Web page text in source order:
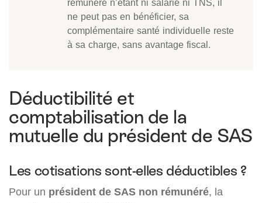
rémunéré n’étant ni salarié ni TNS, il
ne peut pas en bénéficier, sa
complémentaire santé individuelle reste
à sa charge, sans avantage fiscal.
Déductibilité et
comptabilisation de la
mutuelle du président de SAS
Les cotisations sont-elles déductibles ?
Pour un président de SAS non rémunéré, la